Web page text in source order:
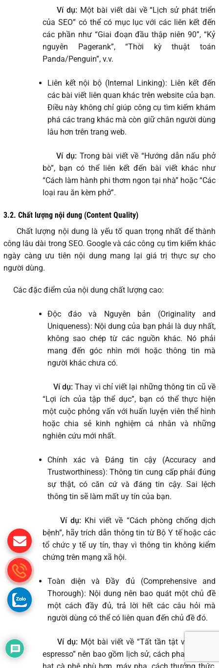
Ví dụ: Một bài viết dài về “Lịch sử phát triển
của SEO” có thể có mục lục với các liên kết đến
các phần như “Giai đoạn đầu thập niên 90”, “Kỷ
nguyên Pagerank”, “Thời kỳ thuật toán
Panda/Penguin”, v.v.
Liên kết nội bộ (Internal Linking): Liên kết đến
các bài viết liên quan khác trên website của bạn.
Điều này không chỉ giúp công cụ tìm kiếm khám
phá các trang khác mà còn giữ chân người dùng
lâu hơn trên trang web.
Ví dụ: Trong bài viết về “Hướng dẫn nấu phở
bò”, bạn có thể liên kết đến bài viết khác như
“Cách làm hành phi thơm ngon tại nhà” hoặc “Các
loại rau ăn kèm phở”.
3.2. Chất lượng nội dung (Content Quality)
Chất lượng nội dung là yếu tố quan trọng nhất để thành
công lâu dài trong SEO. Google và các công cụ tìm kiếm khác
ngày càng ưu tiên nội dung mang lại giá trị thực sự cho
người dùng.
Các đặc điểm của nội dung chất lượng cao:
Độc đáo và Nguyên bản (Originality and
Uniqueness): Nội dung của bạn phải là duy nhất,
không sao chép từ các nguồn khác. Nó phải
mang đến góc nhìn mới hoặc thông tin mà
người khác chưa có.
Ví dụ: Thay vì chỉ viết lại những thông tin cũ về
“Lợi ích của tập thể dục”, bạn có thể thực hiện
một cuộc phỏng vấn với huấn luyện viên thể hình
hoặc chia sẻ kinh nghiệm cá nhân và những
nghiên cứu mới nhất.
Chính xác và Đáng tin cậy (Accuracy and
Trustworthiness): Thông tin cung cấp phải đúng
sự thật, có căn cứ và đáng tin cậy. Sai lệch
thông tin sẽ làm mất uy tín của bạn.
Ví dụ: Khi viết về “Cách phòng chống dịch
bệnh”, hãy trích dẫn thông tin từ Bộ Y tế hoặc các
tổ chức y tế uy tín, thay vì thông tin không kiểm
chứng trên mạng xã hội.
Toàn diện và Đầy đủ (Comprehensive and
Thorough): Nội dung nên bao quát một chủ đề
một cách đầy đủ, trả lời hết các câu hỏi mà
người dùng có thể có liên quan đến chủ đề đó.
Ví dụ: Một bài viết về “Tất tần tật về cà phê
espresso” nên bao gồm lịch sử, cách pha, các loại